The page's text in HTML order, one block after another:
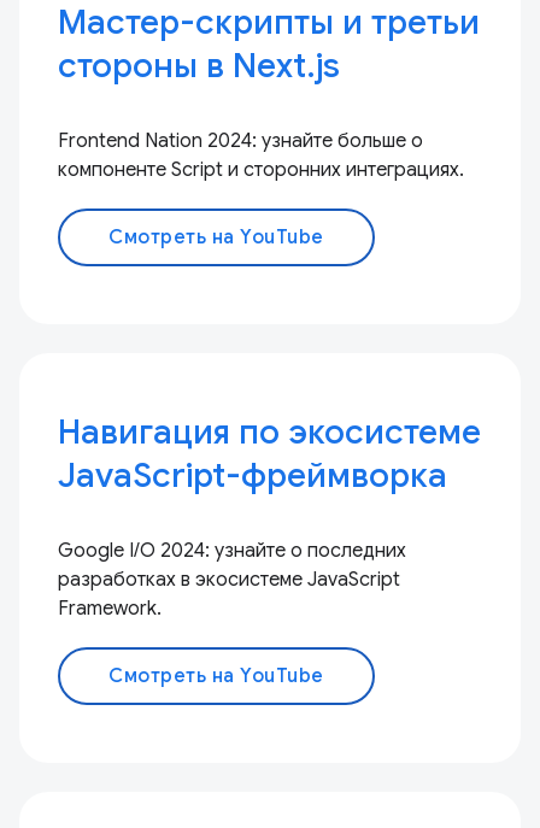
Мастер-скрипты и третьи
стороны в Next.js
Frontend Nation 2024: узнайте больше о
компоненте Script и сторонних интеграциях.
Смотреть на YouTube
Навигация по экосистеме
JavaScript-фреймворка
Google I/O 2024: узнайте о последних
разработках в экосистеме JavaScript
Framework.
Смотреть на YouTube